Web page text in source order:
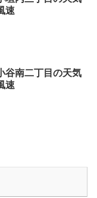
速
谷南二丁目の天気
速